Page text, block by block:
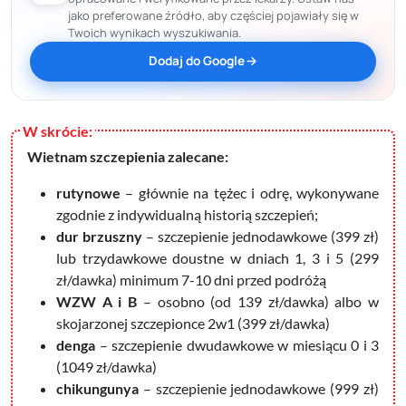
jako preferowane źródło, aby częściej pojawiały się w
Twoich wynikach wyszukiwania.
Dodaj do Google
Wietnam szczepienia zalecane:
rutynowe – głównie na tężec i odrę, wykonywane
zgodnie z indywidualną historią szczepień;
dur brzuszny – szczepienie jednodawkowe (399 zł)
lub trzydawkowe doustne w dniach 1, 3 i 5 (299
zł/dawka) minimum 7-10 dni przed podróżą
WZW A i B – osobno (od 139 zł/dawka) albo w
skojarzonej szczepionce 2w1 (399 zł/dawka)
denga – szczepienie dwudawkowe w miesiącu 0 i 3
(1049 zł/dawka)
chikungunya – szczepienie jednodawkowe (999 zł)